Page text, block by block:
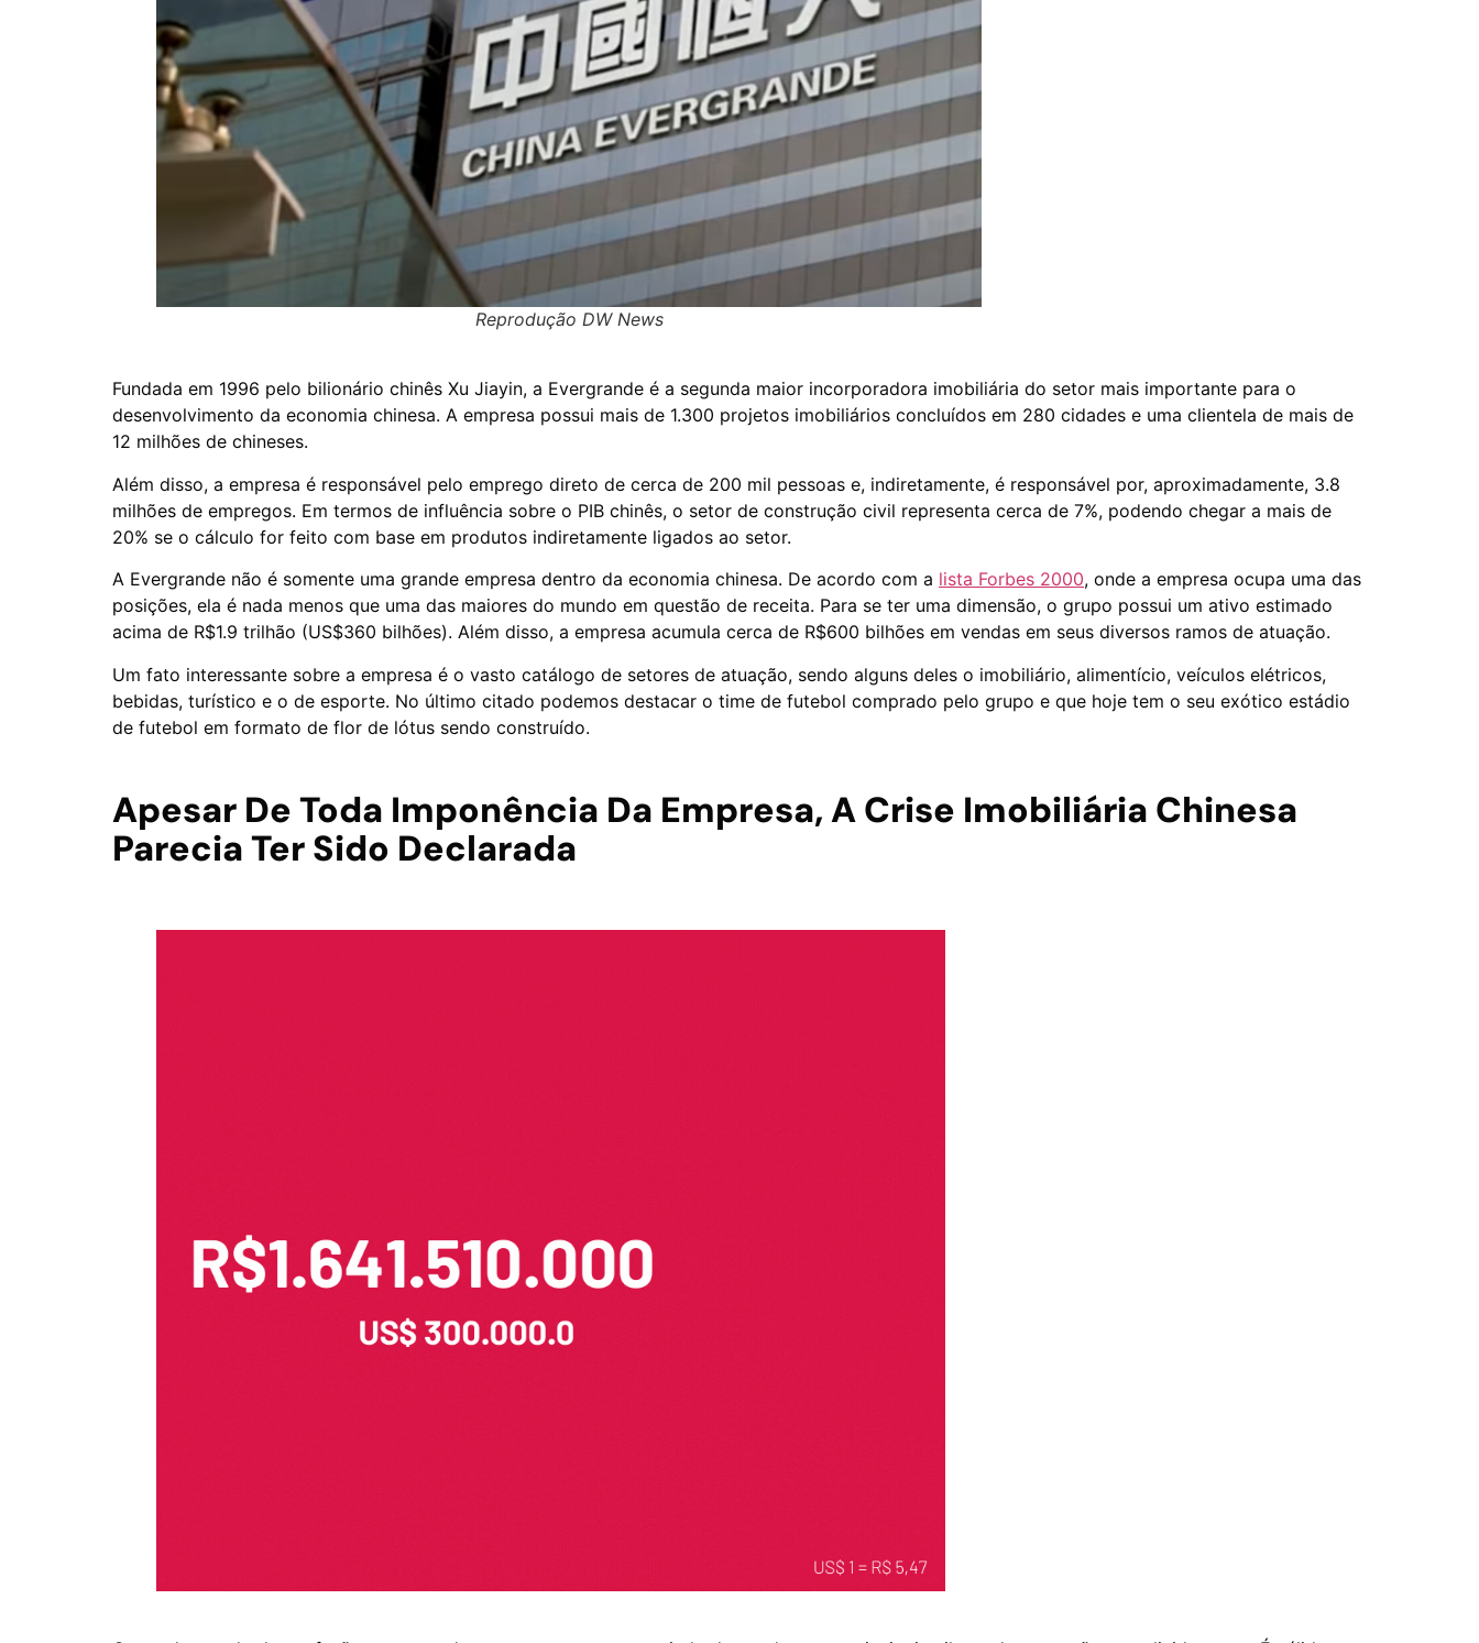
Reprodução DW News
Fundada em 1996 pelo bilionário chinês Xu Jiayin, a Evergrande é a segunda maior incorporadora imobiliária do setor mais importante para o
desenvolvimento da economia chinesa. A empresa possui mais de 1.300 projetos imobiliários concluídos em 280 cidades e uma clientela de mais de
12 milhões de chineses.
Além disso, a empresa é responsável pelo emprego direto de cerca de 200 mil pessoas e, indiretamente, é responsável por, aproximadamente, 3.8
milhões de empregos. Em termos de influência sobre o PIB chinês, o setor de construção civil representa cerca de 7%, podendo chegar a mais de
20% se o cálculo for feito com base em produtos indiretamente ligados ao setor.
A Evergrande não é somente uma grande empresa dentro da economia chinesa. De acordo com a lista Forbes 2000, onde a empresa ocupa uma das
posições, ela é nada menos que uma das maiores do mundo em questão de receita. Para se ter uma dimensão, o grupo possui um ativo estimado
acima de R$1.9 trilhão (US$360 bilhões). Além disso, a empresa acumula cerca de R$600 bilhões em vendas em seus diversos ramos de atuação.
Um fato interessante sobre a empresa é o vasto catálogo de setores de atuação, sendo alguns deles o imobiliário, alimentício, veículos elétricos,
bebidas, turístico e o de esporte. No último citado podemos destacar o time de futebol comprado pelo grupo e que hoje tem o seu exótico estádio
de futebol em formato de flor de lótus sendo construído.
Apesar De Toda Imponência Da Empresa, A Crise Imobiliária Chinesa
Parecia Ter Sido Declarada